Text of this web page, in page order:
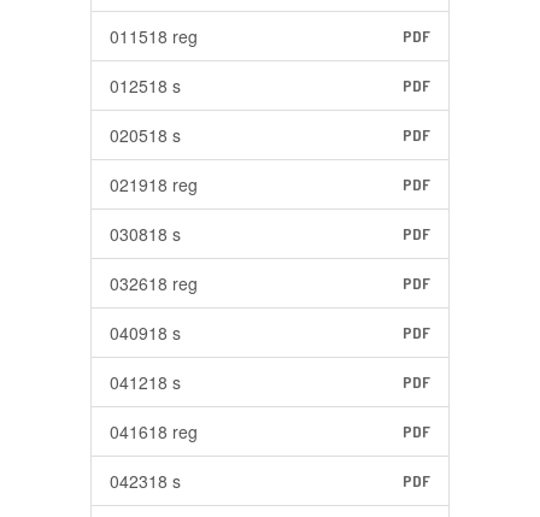
011518 reg PDF
012518 s PDF
020518 s PDF
021918 reg PDF
030818 s PDF
032618 reg PDF
040918 s PDF
041218 s PDF
041618 reg PDF
042318 s PDF